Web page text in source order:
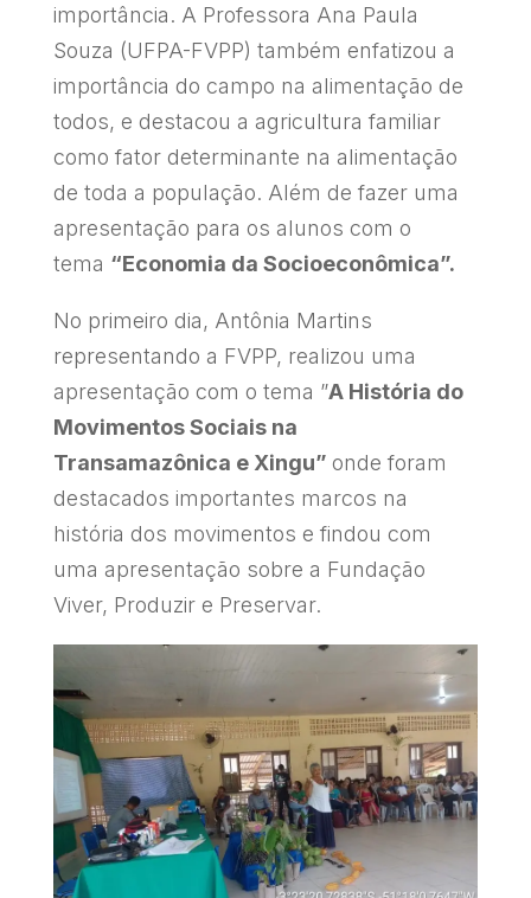
importância. A Professora Ana Paula
Souza (UFPA-FVPP) também enfatizou a
importância do campo na alimentação de
todos, e destacou a agricultura familiar
como fator determinante na alimentação
de toda a população. Além de fazer uma
apresentação para os alunos com o
tema “Economia da Socioeconômica”.
No primeiro dia, Antônia Martins
representando a FVPP, realizou uma
apresentação com o tema ”A História do
Movimentos Sociais na
Transamazônica e Xingu” onde foram
destacados importantes marcos na
história dos movimentos e findou com
uma apresentação sobre a Fundação
Viver, Produzir e Preservar.